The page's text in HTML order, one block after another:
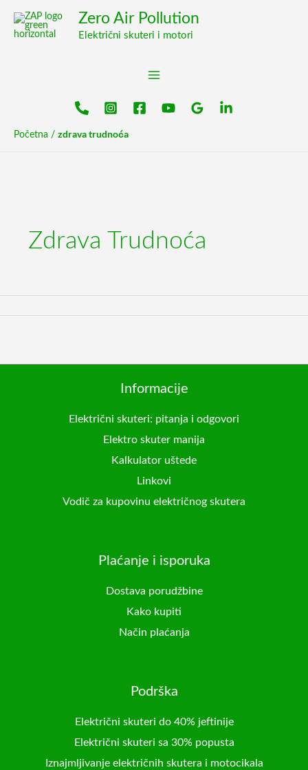
Zero Air Pollution
Električni skuteri i motori
Početna / zdrava trudnoća
Zdrava Trudnoća
Informacije
Električni skuteri: pitanja i odgovori
Elektro skuter manija
Kalkulator uštede
Linkovi
Vodič za kupovinu električnog skutera
Plaćanje i isporuka
Dostava porudžbine
Kako kupiti
Način plaćanja
Podrška
Električni skuteri do 40% jeftinije
Električni skuteri sa 30% popusta
Iznajmljivanje električnih skutera i motocikala